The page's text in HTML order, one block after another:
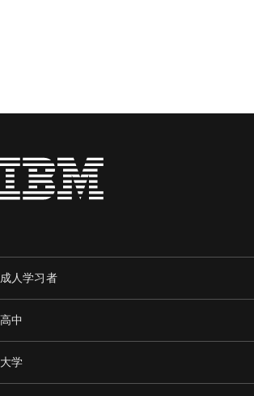
成人学习者
高中
大学